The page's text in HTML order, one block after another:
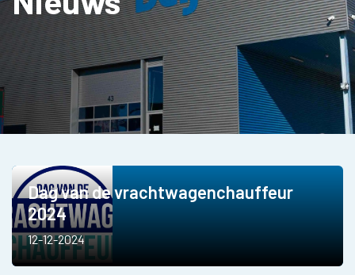
Dag van de vrachtwagenchauffeur
2024
12-12-2024